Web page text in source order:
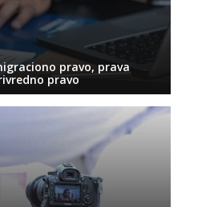
pravo, prava
pravo